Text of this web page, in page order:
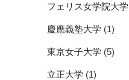
フェリス女学院大学
慶應義塾大学 (1)
東京女子大学 (5)
立正大学 (1)